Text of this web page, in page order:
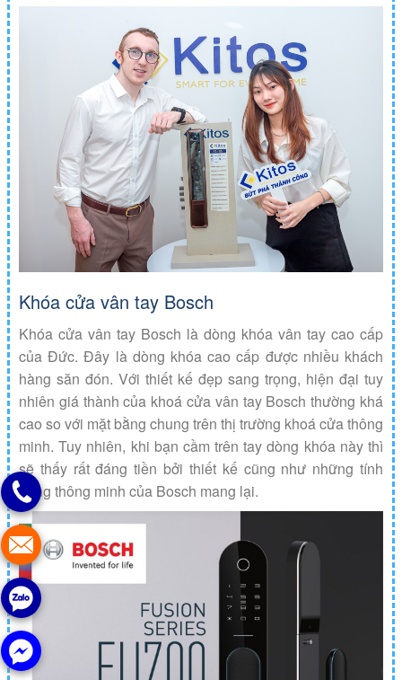
Khóa cửa vân tay Bosch
Khóa cửa vân tay Bosch là dòng khóa vân tay cao cấp
của Đức. Đây là dòng khóa cao cấp được nhiều khách
hàng săn đón. Với thiết kế đẹp sang trọng, hiện đại tuy
nhiên giá thành của khoá cửa vân tay Bosch thường khá
cao so với mặt bằng chung trên thị trường khoá cửa thông
minh. Tuy nhiên, khi bạn cầm trên tay dòng khóa này thì
sẽ thấy rất đáng tiền bởi thiết kế cũng như những tính
năng thông minh của Bosch mang lại.